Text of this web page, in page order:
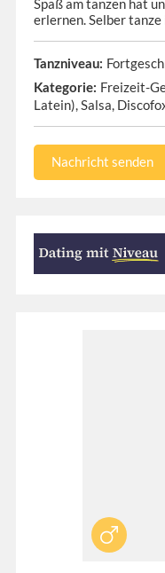
Spaß am tanzen hat
erlernen. Selber
Tanzniveau:
Kategorie: Freizeit-
Latein), Salsa,
Nachricht senden